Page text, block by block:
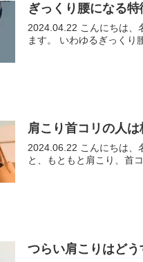
ぎっくり腰になる特
2024.04.22 こんにちは、
ます。 いわゆるぎっくり
肩こり首コリの人は
2024.06.22 こんにちは、
と、もともと肩こり、首
つらい肩こりはどう